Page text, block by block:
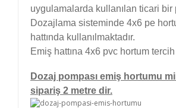
uygulamalarda kullanılan ticari bir
Dozajlama sisteminde 4x6 pe
hattında kullanılmaktadır.
Emiş hattına 4x6 pvc hortum
Dozaj pompası emiş hortumu
sipariş 2 metre dir.